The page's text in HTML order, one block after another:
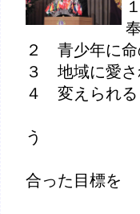
２ 青少年に命
３ 地域に愛さ
４ 変えられる
挑戦
う
５ 伝
合った目標を
力強